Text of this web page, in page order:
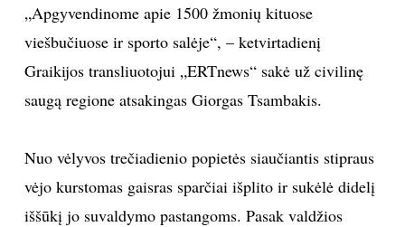
TEATRAS
SPORTAS
FOTOGRAFIJA
„Apgyvendinome apie 1500 žmonių kituose
viešbučiuose ir sporto salėje“, – ketvirtadienį
Graikijos transliuotojui „ERTnews“ sakė už civilinę
saugą regione atsakingas Giorgas Tsambakis.
Nuo vėlyvos trečiadienio popietės siaučiantis stipraus
vėjo kurstomas gaisras sparčiai išplito ir sukėlė didelį
iššūkį jo suvaldymo pastangoms. Pasak valdžios